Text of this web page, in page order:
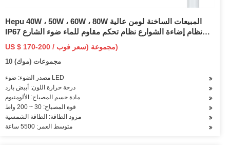
Hepu 40W ، 50W ، 60W ، 80W المبيعات الساخنة لومن عالية
IP67 نظام إضاءة الشوارع نظام تحكم مقاوم للماء ضوء الشارع
US $ 170-200 / مجموعة (سعر فوب)
10 مجموعات (موك)
مصدر الضوء: ضوء LED
درجة حرارة اللون: أبيض بارد
مادة جسم المصباح: الألومنيوم
قوة المصباح: 30 ~ 200 واط
مزود الطاقة: الطاقة الشمسية
متوسط العمر: 5500 ساعة